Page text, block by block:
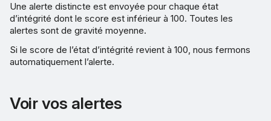
Une alerte distincte est envoyée pour chaque état
d’intégrité dont le score est inférieur à 100. Toutes les
alertes sont de gravité moyenne.
Si le score de l’état d’intégrité revient à 100, nous fermons
automatiquement l’alerte.
Voir vos alertes